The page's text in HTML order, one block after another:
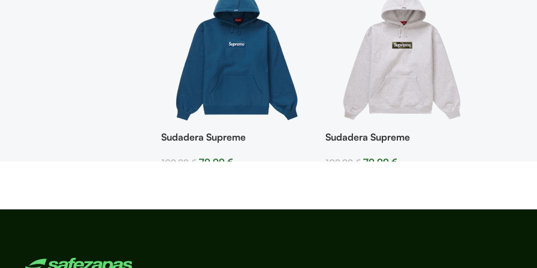
Sudadera Supreme
109,99 € 79,99 €
Sudadera Supreme
109,99 € 79,99 €